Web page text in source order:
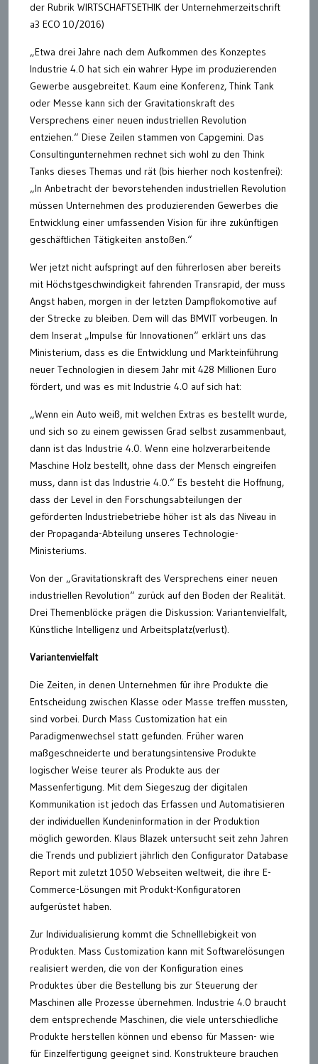
der Rubrik WIRTSCHAFTSETHIK der Unternehmerzeitschrift
a3 ECO 10/2016)
„Etwa drei Jahre nach dem Aufkommen des Konzeptes
Industrie 4.0 hat sich ein wahrer Hype im produzierenden
Gewerbe ausgebreitet. Kaum eine Konferenz, Think Tank
oder Messe kann sich der Gravitationskraft des
Versprechens einer neuen industriellen Revolution
entziehen.“ Diese Zeilen stammen von Capgemini. Das
Consultingunternehmen rechnet sich wohl zu den Think
Tanks dieses Themas und rät (bis hierher noch kostenfrei):
„In Anbetracht der bevorstehenden industriellen Revolution
müssen Unternehmen des produzierenden Gewerbes die
Entwicklung einer umfassenden Vision für ihre zukünftigen
geschäftlichen Tätigkeiten anstoßen.“
Wer jetzt nicht aufspringt auf den führerlosen aber bereits
mit Höchstgeschwindigkeit fahrenden Transrapid, der muss
Angst haben, morgen in der letzten Dampflokomotive auf
der Strecke zu bleiben. Dem will das BMVIT vorbeugen. In
dem Inserat „Impulse für Innovationen“ erklärt uns das
Ministerium, dass es die Entwicklung und Markteinführung
neuer Technologien in diesem Jahr mit 428 Millionen Euro
fördert, und was es mit Industrie 4.0 auf sich hat:
„Wenn ein Auto weiß, mit welchen Extras es bestellt wurde,
und sich so zu einem gewissen Grad selbst zusammenbaut,
dann ist das Industrie 4.0. Wenn eine holzverarbeitende
Maschine Holz bestellt, ohne dass der Mensch eingreifen
muss, dann ist das Industrie 4.0.“ Es besteht die Hoffnung,
dass der Level in den Forschungsabteilungen der
geförderten Industriebetriebe höher ist als das Niveau in
der Propaganda-Abteilung unseres Technologie-
Ministeriums.
Von der „Gravitationskraft des Versprechens einer neuen
industriellen Revolution“ zurück auf den Boden der Realität.
Drei Themenblöcke prägen die Diskussion: Variantenvielfalt,
Künstliche Intelligenz und Arbeitsplatz(verlust).
Variantenvielfalt
Die Zeiten, in denen Unternehmen für ihre Produkte die
Entscheidung zwischen Klasse oder Masse treffen mussten,
sind vorbei. Durch Mass Customization hat ein
Paradigmenwechsel statt gefunden. Früher waren
maßgeschneiderte und beratungsintensive Produkte
logischer Weise teurer als Produkte aus der
Massenfertigung. Mit dem Siegeszug der digitalen
Kommunikation ist jedoch das Erfassen und Automatisieren
der individuellen Kundeninformation in der Produktion
möglich geworden. Klaus Blazek untersucht seit zehn Jahren
die Trends und publiziert jährlich den Configurator Database
Report mit zuletzt 1050 Webseiten weltweit, die ihre E-
Commerce-Lösungen mit Produkt-Konfiguratoren
aufgerüstet haben.
Zur Individualisierung kommt die Schnelllebigkeit von
Produkten. Mass Customization kann mit Softwarelösungen
realisiert werden, die von der Konfiguration eines
Produktes über die Bestellung bis zur Steuerung der
Maschinen alle Prozesse übernehmen. Industrie 4.0 braucht
dem entsprechende Maschinen, die viele unterschiedliche
Produkte herstellen können und ebenso für Massen- wie
für Einzelfertigung geeignet sind. Konstrukteure brauchen